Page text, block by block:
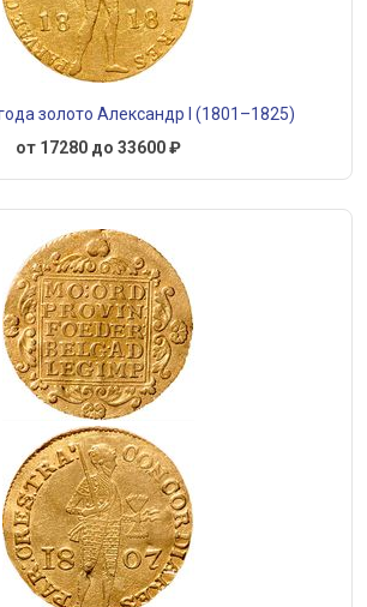
золото Александр I (1801–1825)
от 17280 до 33600 ₽